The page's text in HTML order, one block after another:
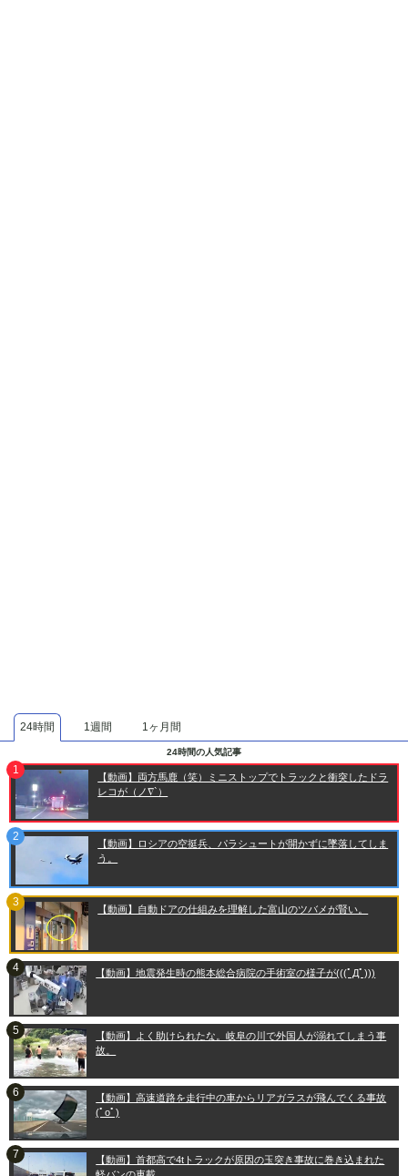
24時間 1週間 1ヶ月間
24時間の人気記事
【動画】両方馬鹿（笑）ミニストップでトラックと衝突したドラ
レコが（ノ∇`）
【動画】ロシアの空挺兵、パラシュートが開かずに墜落してしま
う。
【動画】自動ドアの仕組みを理解した富山のツバメが賢い。
【動画】地震発生時の熊本総合病院の手術室の様子が(((ﾟДﾟ)))
【動画】よく助けられたな。岐阜の川で外国人が溺れてしまう事
故。
【動画】高速道路を走行中の車からリアガラスが飛んでくる事故
(ﾟoﾟ)
【動画】首都高で4tトラックが原因の玉突き事故に巻き込まれた